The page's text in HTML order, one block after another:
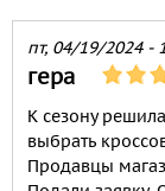
пт, 04/19/2024 -
гера
К сезону
выбрать
Продавцы